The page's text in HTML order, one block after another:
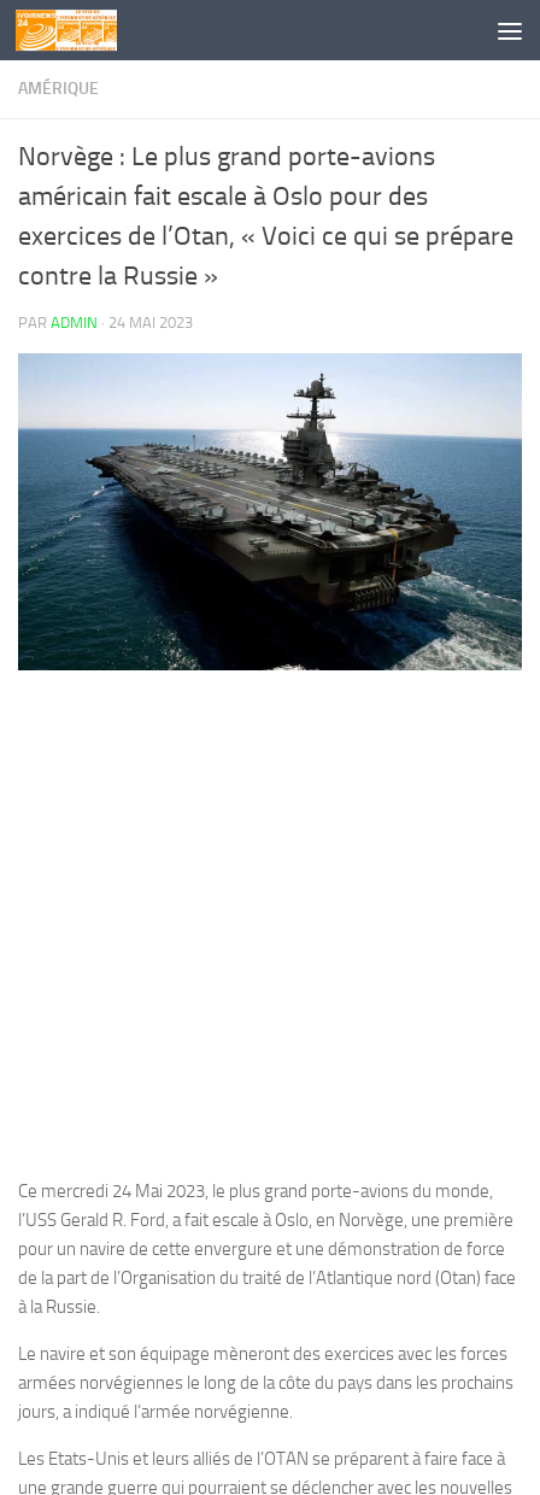
Skip to content
AMÉRIQUE
Norvège : Le plus grand porte-avions
américain fait escale à Oslo pour des
exercices de l’Otan, « Voici ce qui se prépare
contre la Russie »
PAR ADMIN · 24 MAI 2023
Ce mercredi 24 Mai 2023, le plus grand porte-avions du monde,
l’USS Gerald R. Ford, a fait escale à Oslo, en Norvège, une première
pour un navire de cette envergure et une démonstration de force
de la part de l’Organisation du traité de l’Atlantique nord (Otan) face
à la Russie.
Le navire et son équipage mèneront des exercices avec les forces
armées norvégiennes le long de la côte du pays dans les prochains
jours, a indiqué l’armée norvégienne.
Les Etats-Unis et leurs alliés de l’OTAN se préparent à faire face à
une grande guerre qui pourraient se déclencher avec les nouvelles